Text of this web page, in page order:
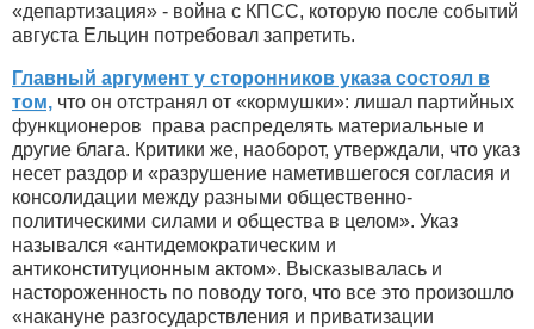
«департизация» - война с КПСС, которую после событий
августа Ельцин потребовал запретить.
Главный аргумент у сторонников указа состоял в
том, что он отстранял от «кормушки»: лишал партийных
функционеров права распределять материальные и
другие блага. Критики же, наоборот, утверждали, что указ
несет раздор и «разрушение наметившегося согласия и
консолидации между разными общественно-
политическими силами и общества в целом». Указ
назывался «антидемократическим и
антиконституционным актом». Высказывалась и
настороженность по поводу того, что все это произошло
«накануне разгосударствления и приватизации